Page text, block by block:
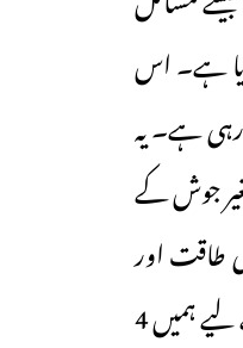
ہے۔ اس
ہے۔ یہ
جوش کے
طاقت اور
اداروں کی حمایت کی وجہ سے پہلے ہی برتری حاصل ہے۔ اس لیے حتمی نتیجہ جاننے کے لیے ہمیں 4